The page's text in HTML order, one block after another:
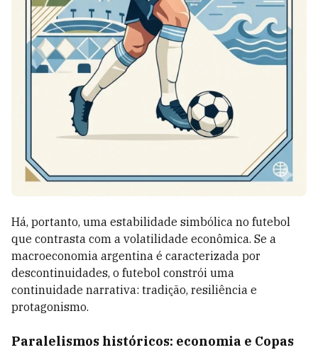
Há, portanto, uma estabilidade simbólica no futebol
que contrasta com a volatilidade econômica. Se a
macroeconomia argentina é caracterizada por
descontinuidades, o futebol constrói uma
continuidade narrativa: tradição, resiliência e
protagonismo.
Paralelismos históricos: economia e Copas